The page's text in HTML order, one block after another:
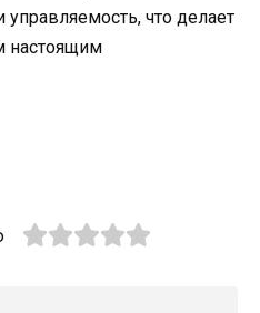
что делает
настоящим